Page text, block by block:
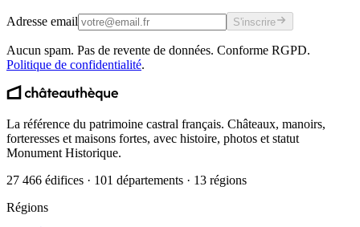
Adresse email S'inscrire
Aucun spam. Pas de revente de données. Conforme RGPD.
Politique de confidentialité.
La référence du patrimoine castral français. Châteaux, manoirs,
forteresses et maisons fortes, avec histoire, photos et statut
Monument Historique.
27 466 édifices · 101 départements · 13 régions
Régions